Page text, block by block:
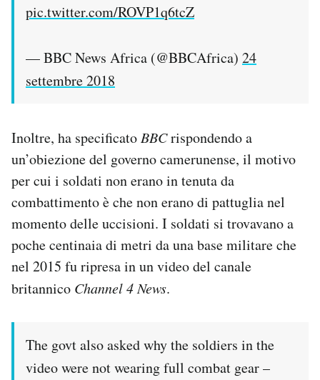
pic.twitter.com/ROVP1q6tcZ
— BBC News Africa (@BBCAfrica) 24
settembre 2018
Inoltre, ha specificatoBBCrispondendo a
un’obiezione del governo camerunense, il motivo
per cui i soldati non erano in tenuta da
combattimento è che non erano di pattuglia nel
momento delle uccisioni. I soldati si trovavano a
poche centinaia di metri da una base militare che
nel 2015 fu ripresa in un video del canale
britannico Channel 4 News.
The govt also asked why the soldiers in the
video were not wearing full combat gear –